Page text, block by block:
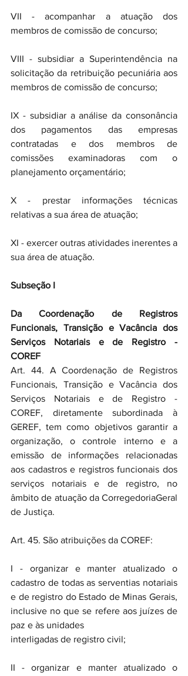
VII - acompanhar a atuação dos
membros de comissão de concurso;
VIII - subsidiar a Superintendência na
solicitação da retribuição pecuniária aos
membros de comissão de concurso;
IX - subsidiar a análise da consonância
dos pagamentos das empresas
contratadas e dos membros de
comissões examinadoras com o
planejamento orçamentário;
X - prestar informações técnicas
relativas a sua área de atuação;
XI - exercer outras atividades inerentes a
sua área de atuação.
Subseção I
Da Coordenação de Registros
Funcionais, Transição e Vacância dos
Serviços Notariais e de Registro -
COREF
Art. 44. A Coordenação de Registros
Funcionais, Transição e Vacância dos
Serviços Notariais e de Registro -
COREF, diretamente subordinada à
GEREF, tem como objetivos garantir a
organização, o controle interno e a
emissão de informações relacionadas
aos cadastros e registros funcionais dos
serviços notariais e de registro, no
âmbito de atuação da CorregedoriaGeral
de Justiça.
Art. 45. São atribuições da COREF:
I - organizar e manter atualizado o
cadastro de todas as serventias notariais
e de registro do Estado de Minas Gerais,
inclusive no que se refere aos juízes de
paz e às unidades
interligadas de registro civil;
II - organizar e manter atualizado o